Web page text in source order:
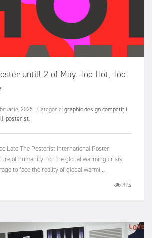
untill 2 of May. Too Hot, Too
2025 Categorie:graphic designcompetiții
,posterist,
Late The Posterist International Poster
of humanity. for the global warming crisis:
to face the reality of global warmi...
824